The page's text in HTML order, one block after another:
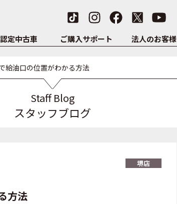
認定中古車 ご購入サポート 法人のお客様
給油口の位置がわかる方法
Staff Blog
スタッフブログ
堺店
方法